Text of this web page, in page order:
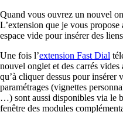
Quand vous ouvrez un nouvel
L’extension que je vous
espace vide pour insérer des
Une fois l’extension Fast Dial
nouvel onglet et des carrés
qu’à cliquer dessus pour insérer
paramétrages (vignettes
…) sont aussi disponibles via le
fenêtre des modules